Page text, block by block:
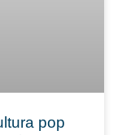
pop